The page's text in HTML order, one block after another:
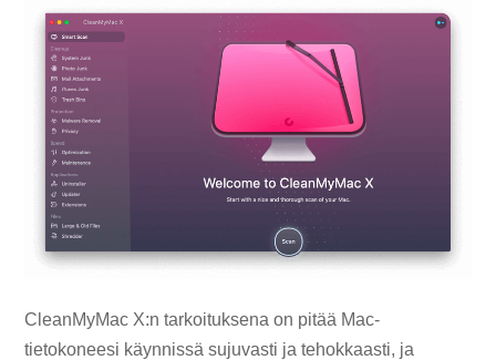
CleanMyMac X:n tarkoituksena on pitää Mac-
tietokoneesi käynnissä sujuvasti ja tehokkaasti, ja